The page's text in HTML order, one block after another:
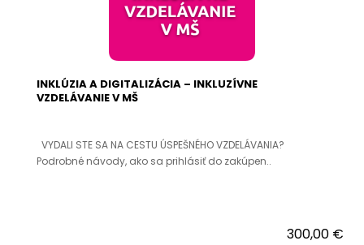
INKLÚZIA A DIGITALIZÁCIA – INKLUZÍVNE
VZDELÁVANIE V MŠ
VYDALI STE SA NA CESTU ÚSPEŠNÉHO VZDELÁVANIA?
Podrobné návody, ako sa prihlásiť do zakúpen..
300,00 €